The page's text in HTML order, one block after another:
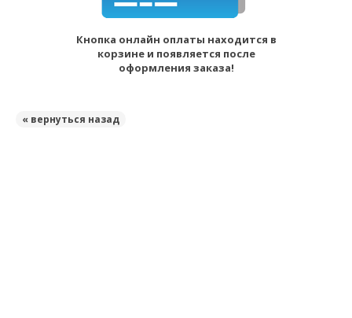
Кнопка онлайн оплаты находится в
корзине и появляется после
оформления заказа!
« вернуться назад